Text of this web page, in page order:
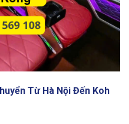
Từ Hà Nội Đến Koh